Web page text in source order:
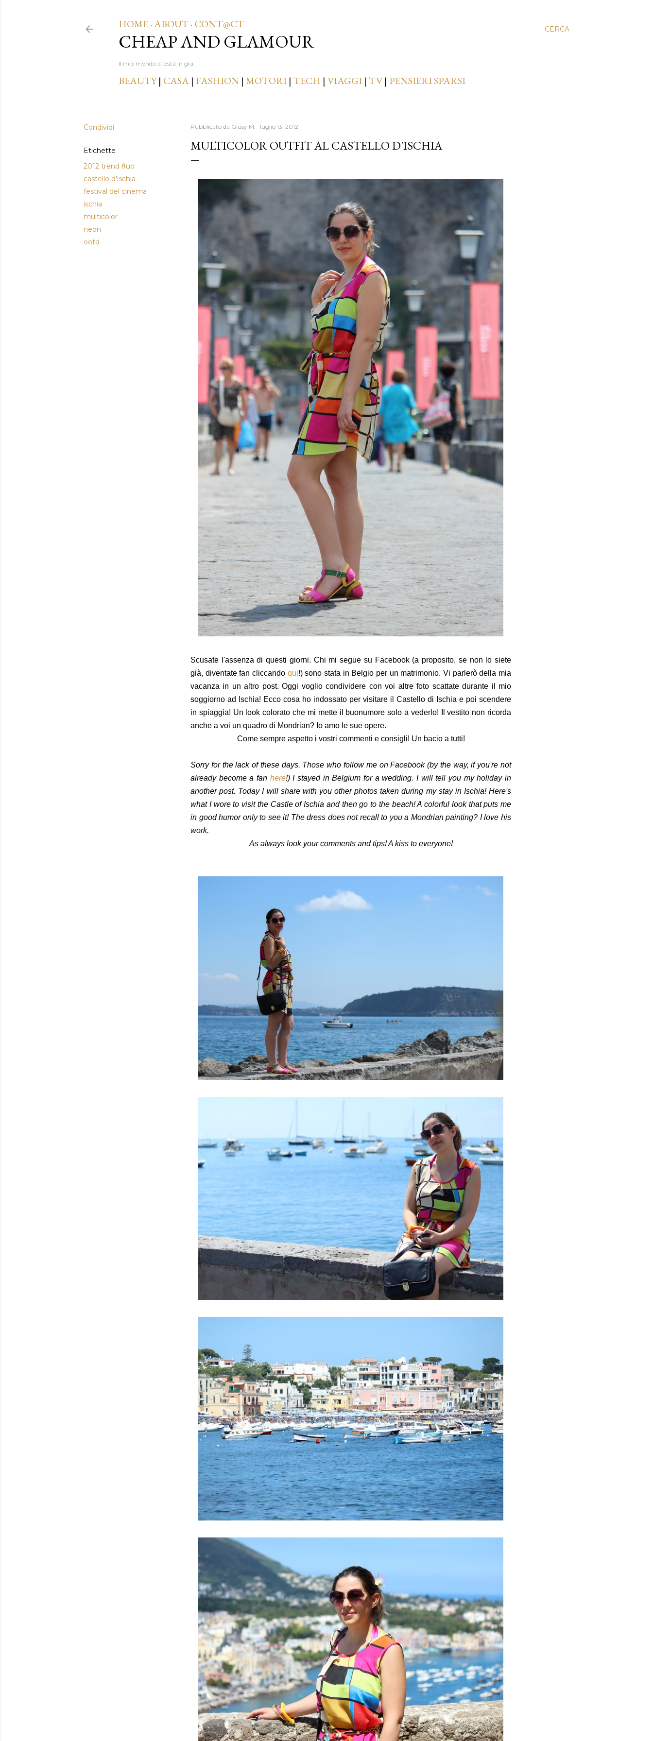
CERCA
HOME · ABOUT · CONT@CT
CHEAP AND GLAMOUR
Il mio mondo a testa in giù.
BEAUTY| CASA | FASHION | MOTORI | TECH | VIAGGI | TV| PENSIERI SPARSI
Condividi
Etichette
2012 trend fluo
castello d'ischia
festival del cinema
ischia
multicolor
neon
ootd
Pubblicato da Giusy M. luglio 13, 2012
MULTICOLOR OUTFIT AL CASTELLO D'ISCHIA
Scusate l'assenza di questi giorni. Chi mi segue su Facebook (a proposito, se non lo siete
già, diventate fan cliccando qui!) sono stata in Belgio per un matrimonio. Vi parlerò della mia
vacanza in un altro post. Oggi voglio condividere con voi altre foto scattate durante il mio
soggiorno ad Ischia! Ecco cosa ho indossato per visitare il Castello di Ischia e poi scendere
in spiaggia! Un look colorato che mi mette il buonumore solo a vederlo!
Il vestito non ricorda
anche a voi un quadro di Mondrian? Io amo le sue opere.
Come sempre aspetto i vostri commenti e consigli! Un bacio a tutti!
Sorry for the lack of these days. Those who follow me on Facebook (by the way, if you're not
already become a fan here!) I stayed in Belgium for a wedding. I will tell you my holiday in
another post. Today I will share with you other photos taken during my stay in Ischia! Here's
what I wore to visit the Castle of Ischia and then go to the beach! A colorful look that puts me
in good humor only to see it! The dress does not recall to you a Mondrian painting? I love his
work.
As always look your comments and tips! A kiss to everyone!